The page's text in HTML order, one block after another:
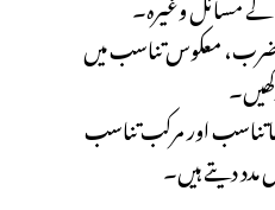
معکوس تناسب میں
تناسب اور مرکب تناسب
دیتے ہیں۔